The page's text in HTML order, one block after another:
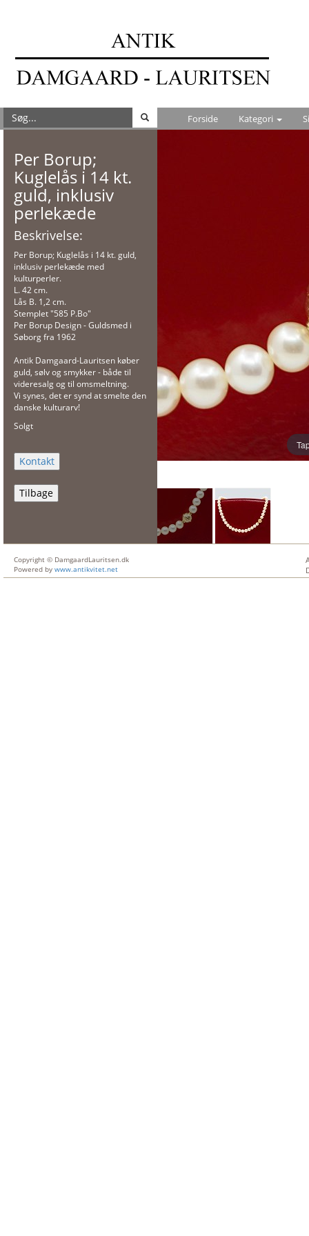
Forside Kategori
Per Borup;
Kuglelås i 14 kt.
guld, inklusiv
perlekæde
Beskrivelse:
Per Borup; Kuglelås i 14 kt. guld,
inklusiv perlekæde med
kulturperler.
L. 42 cm.
Lås B. 1,2 cm.
Stemplet "585 P.Bo"
Per Borup Design - Guldsmed i
Søborg fra 1962
Antik Damgaard-Lauritsen køber
guld, sølv og smykker - både til
videresalg og til omsmeltning.
Vi synes, det er synd at smelte den
danske kulturarv!
Solgt
Tilbage
Copyright © DamgaardLauritsen.dk
Powered by www.antikvitet.net